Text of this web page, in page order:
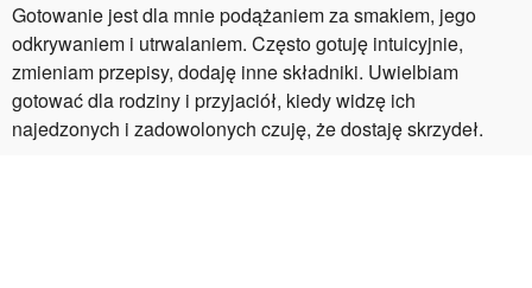
Gotowanie jest dla mnie podążaniem za smakiem, jego
odkrywaniem i utrwalaniem. Często gotuję intuicyjnie,
zmieniam przepisy, dodaję inne składniki. Uwielbiam
gotować dla rodziny i przyjaciół, kiedy widzę ich
najedzonych i zadowolonych czuję, że dostaję skrzydeł.